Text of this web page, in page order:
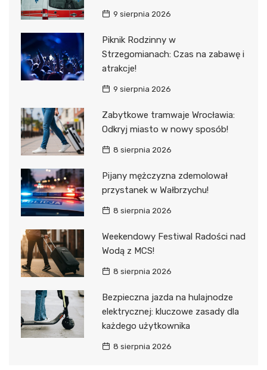
9 sierpnia 2026
Piknik Rodzinny w
Strzegomianach: Czas na zabawę i
atrakcje!
9 sierpnia 2026
Zabytkowe tramwaje Wrocławia:
Odkryj miasto w nowy sposób!
8 sierpnia 2026
Pijany mężczyzna zdemolował
przystanek w Wałbrzychu!
8 sierpnia 2026
Weekendowy Festiwal Radości nad
Wodą z MCS!
8 sierpnia 2026
Bezpieczna jazda na hulajnodze
elektrycznej: kluczowe zasady dla
każdego użytkownika
8 sierpnia 2026